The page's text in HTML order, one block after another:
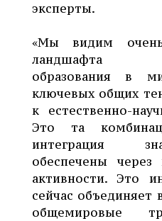
эксперты.
«Мы видим
ландшафта
образования в
ключевых общих
к естественно-
Это та
интеграция
обеспечены
активности. Это
сейчас объединяет
общемировые